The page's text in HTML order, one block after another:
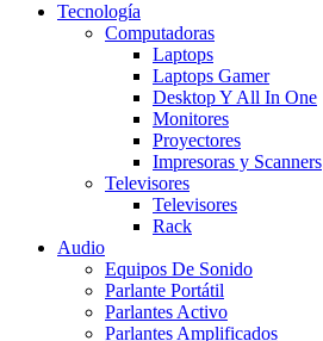
Tecnología
Computadoras
Laptops
Laptops Gamer
Desktop Y All In One
Monitores
Proyectores
Impresoras y Scanners
Televisores
Televisores
Rack
Audio
Equipos De Sonido
Parlante Portátil
Parlantes Activo
Parlantes Amplificados